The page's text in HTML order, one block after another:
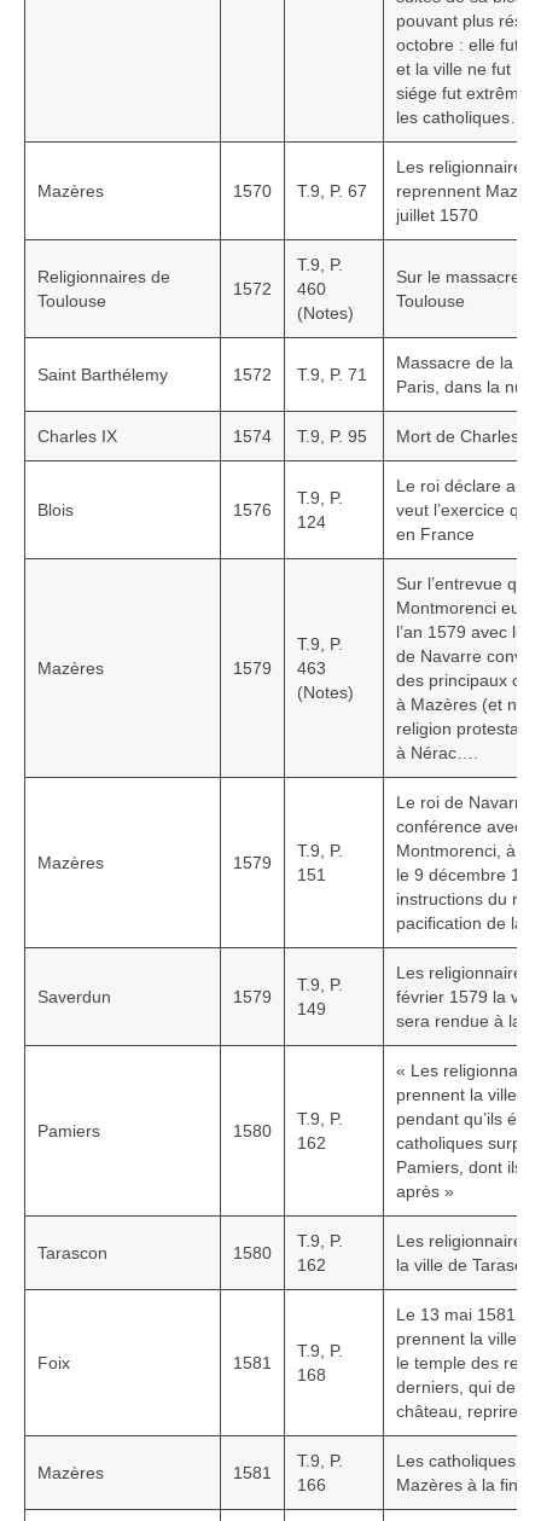
pouvant plus
octobre : elle fut
et la ville ne fut
siége fut
les catholiques… »
Mazères 1570 T.9, P. 67
Les religionnaires
reprennent
juillet 1570
Religionnaires de
Toulouse
1572
T.9, P.
460
(Notes)
Sur le massacre
Toulouse
Saint Barthélemy 1572 T.9, P. 71
Massacre de la
Paris, dans la nuit
Charles IX 1574 T.9, P. 95 Mort de Charles
Blois 1576
T.9, P.
124
Le roi déclare aux
veut l’exercice
en France
Mazères 1579
T.9, P.
463
(Notes)
Sur l’entrevue
Montmorenci eut
l’an 1579 avec le
de Navarre
des principaux
à Mazères (et
religion
à Nérac….
Mazères 1579
T.9, P.
151
Le roi de Navarre
conférence avec
Montmorenci, à
le 9 décembre
instructions du roi
pacification de la
Saverdun 1579
T.9, P.
149
Les religionnaires
février 1579 la
sera rendue à la
Pamiers 1580
T.9, P.
162
« Les
prennent la ville
pendant qu’ils
catholiques
Pamiers, dont ils
après »
Tarascon 1580
T.9, P.
162
Les religionnaires
la ville de Tarascon
Foix 1581
T.9, P.
168
Le 13 mai 1581,
prennent la ville
le temple des
derniers, qui
château, reprirent
Mazères 1581
T.9, P.
166
Les catholiques
Mazères à la fin